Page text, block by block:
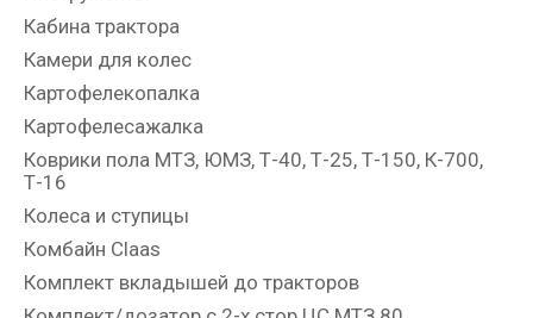
Кабина трактора
Камери для колес
Картофелекопалка
Картофелесажалка
Коврики пола МТЗ, ЮМЗ, Т-40, Т-25, Т-150, К-700,
Т-16
Колеса и ступицы
Комбайн Claas
Комплект вкладышей до тракторов